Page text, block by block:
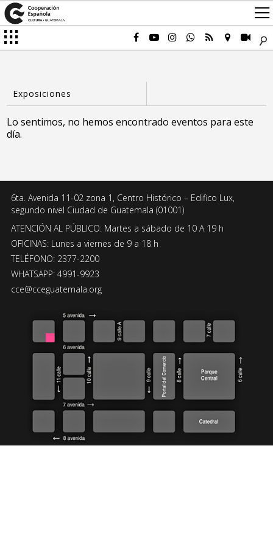
Lo sentimos, no hemos encontrado eventos para este
día.
6ta. Avenida 11-02 zona 1, Centro Histórico – Edifico Lux,
segundo nivel Ciudad de Guatemala (01001)
ATENCIÓN AL PÚBLICO: Martes a sábado de 10 A 19 h
OFICINAS: Lunes a viernes de 9 a 18 h
TELÉFONO: 2377-2200
WHATSAPP: 4991-9923
cce@cceguatemala.org